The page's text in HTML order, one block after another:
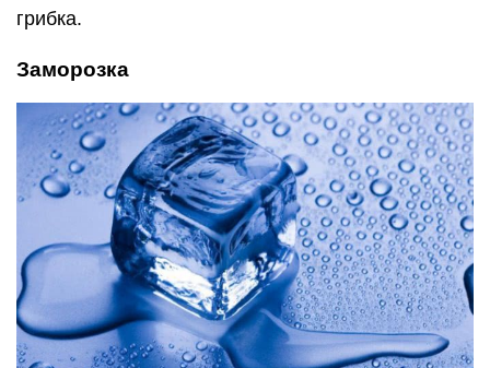
грибка.
Заморозка